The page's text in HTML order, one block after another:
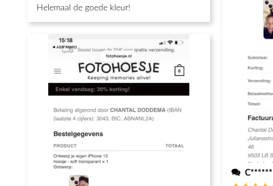
Helemaal de goede kleur!
C******